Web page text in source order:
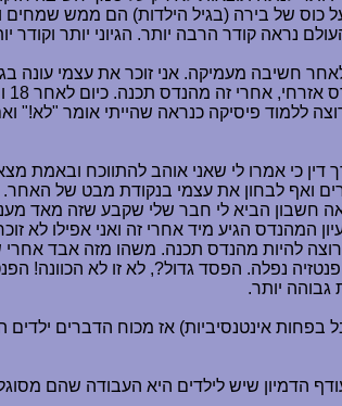
כוס של בירה (בגיל הילדות) הם ממש שמחים
נראה קודר הרבה יותר. הגיוני יותר וקודר
בחיים וננעלתי על תחום העניין שאותו אני אוהב. אם היו שואלים אותי בגיל 7 אם אני רוצה ללמוד פיסיקה
כי אמרו לי שאני אוהב להתווכח ובאמת
ואף לבחון את עצמי בנקודת מבט של
חשבון הביא לי חבר שלי שקבע שזה מאד
הגיע מיד אחרי זה ואני אפילו לא
על מחשבים ולכן החלטתי שאני רוצה להיות מהנדס תכנה. משהו מזה
נפלה. הפסד גדול?, לא זו לא הכוונה!
גבוהה יותר.
הם 'טבולה רסה' והמוח שלהם נחשף למיליון דברים בתהליך ההתבגרות (שנמשך גם אחרי גיל 50, אבל בפחות אינטנסיביות)
הדמיון שיש לילדים היא העבודה שהם